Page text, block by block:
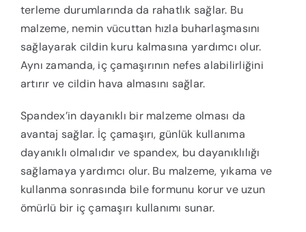
terleme durumlarında da rahatlık sağlar. Bu
malzeme, nemin vücuttan hızla buharlaşmasını
sağlayarak cildin kuru kalmasına yardımcı olur.
Aynı zamanda, iç çamaşırının nefes alabilirliğini
artırır ve cildin hava almasını sağlar.
Spandex’in dayanıklı bir malzeme olması da
avantaj sağlar. İç çamaşırı, günlük kullanıma
dayanıklı olmalıdır ve spandex, bu dayanıklılığı
sağlamaya yardımcı olur. Bu malzeme, yıkama ve
kullanma sonrasında bile formunu korur ve uzun
ömürlü bir iç çamaşırı kullanımı sunar.